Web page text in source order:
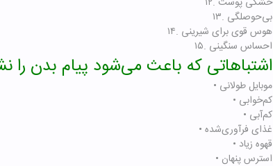
۱۳. بی‌حوصلگی
۱۴. هوس قوی برای شیرینی
۱۵. احساس سنگینی
اشتباهاتی که باعث می‌شود پیام بدن را
• موبایل طولانی
• کم‌خوابی
• کم‌آبی
• غذای فرآوری‌شده
• قهوه زیاد
• استرس پنهان